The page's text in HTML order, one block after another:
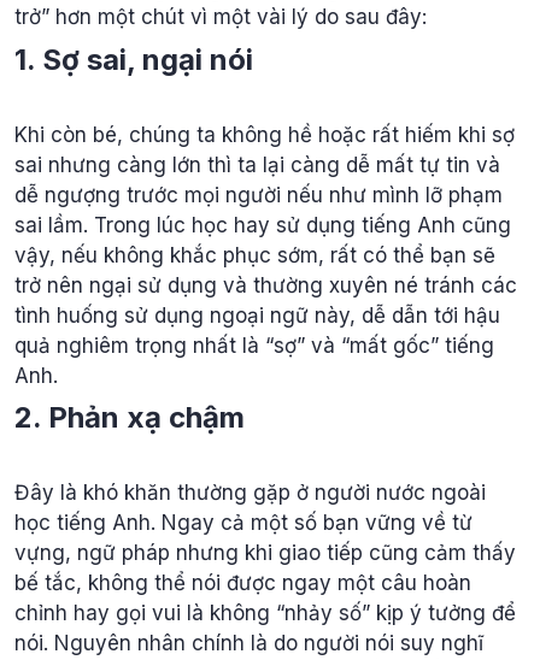
trở” hơn một chút vì một vài lý do sau đây:
1. Sợ sai, ngại nói
Khi còn bé, chúng ta không hề hoặc rất hiếm khi sợ
sai nhưng càng lớn thì ta lại càng dễ mất tự tin và
dễ ngượng trước mọi người nếu như mình lỡ phạm
sai lầm. Trong lúc học hay sử dụng tiếng Anh cũng
vậy, nếu không khắc phục sớm, rất có thể bạn sẽ
trở nên ngại sử dụng và thường xuyên né tránh các
tình huống sử dụng ngoại ngữ này, dễ dẫn tới hậu
quả nghiêm trọng nhất là “sợ” và “mất gốc” tiếng
Anh.
2. Phản xạ chậm
Đây là khó khăn thường gặp ở người nước ngoài
học tiếng Anh. Ngay cả một số bạn vững về từ
vựng, ngữ pháp nhưng khi giao tiếp cũng cảm thấy
bế tắc, không thể nói được ngay một câu hoàn
chỉnh hay gọi vui là không “nhảy số” kịp ý tưởng để
nói. Nguyên nhân chính là do người nói suy nghĩ